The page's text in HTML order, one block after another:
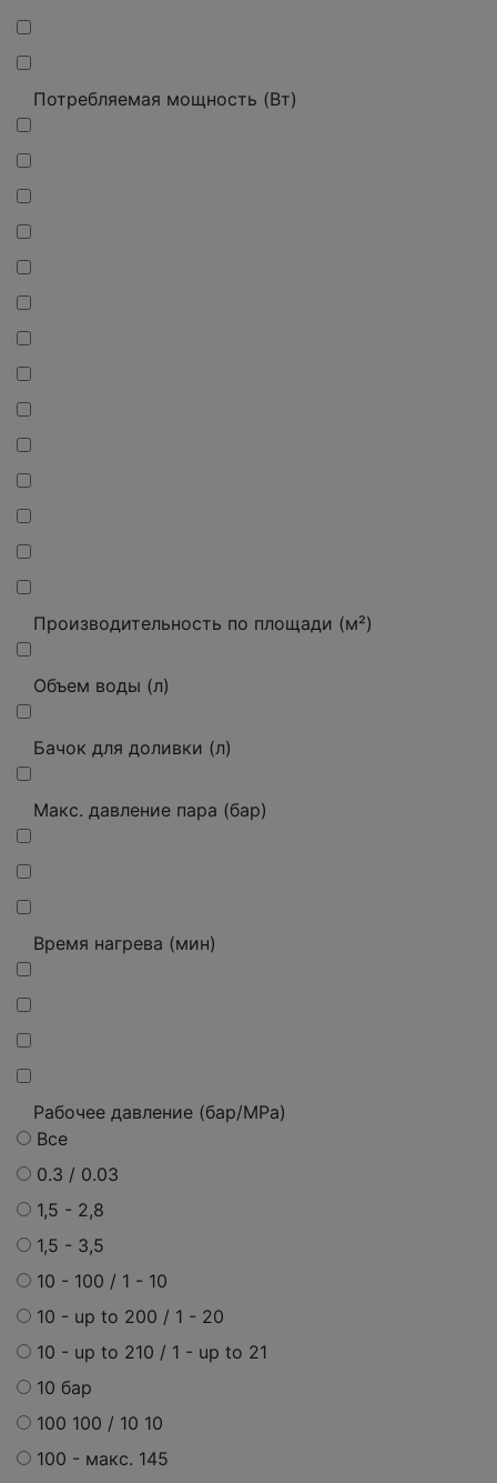
Потребляемая мощность (Вт)
Производительность по площади (м²)
Объем воды (л)
Бачок для доливки (л)
Макс. давление пара (бар)
Время нагрева (мин)
Рабочее давление (бар/MPa)
Все
0.3 / 0.03
1,5 - 2,8
1,5 - 3,5
10 - 100 / 1 - 10
10 - up to 200 / 1 - 20
10 - up to 210 / 1 - up to 21
10 бар
100 100 / 10 10
100 - макс. 145